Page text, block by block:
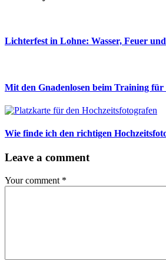
Lichterfest in Lohne: Wasser, Feuer
Mit den Gnadenlosen beim Training
Wie finde ich den richtigen
Leave a comment
Your comment *